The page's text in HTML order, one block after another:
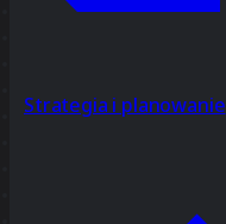
Strategia i planowanie